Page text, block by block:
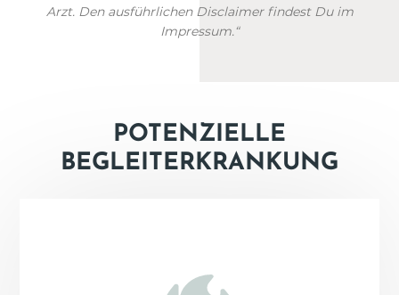
Arzt. Den ausführlichen Disclaimer findest Du im
Impressum.“
POTENZIELLE
BEGLEITERKRANKUNG